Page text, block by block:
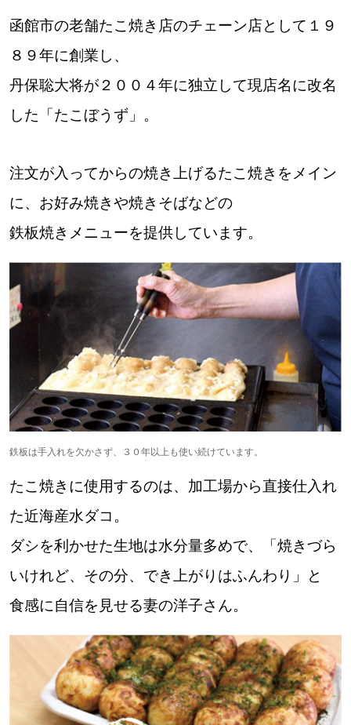
北海道で暮らす、あなたとつくる、
運営会社 広告掲載
情報提供・お問い合わせ 利用規約
Sitakke編集部あい
【いろんな価値観や生き方に触れたい】
【まったり楽しみたい】 札幌市
【道北のお気に入りを見つけたい】
【道東のお気に入りを見つけたい】
函館市の老舗たこ焼き店のチェーン店として１９
８９年に創業し、
丹保聡大将が２００４年に独立して現店名に改名
した「たこぼうず」。
注文が入ってからの焼き上げるたこ焼きをメイン
に、お好み焼きや焼きそばなどの
鉄板焼きメニューを提供しています。
鉄板は手入れを欠かさず、３０年以上も使い続けています。
たこ焼きに使用するのは、加工場から直接仕入れ
た近海産水ダコ。
ダシを利かせた生地は水分量多めで、「焼きづら
いけれど、その分、でき上がりはふんわり」と
食感に自信を見せる妻の洋子さん。